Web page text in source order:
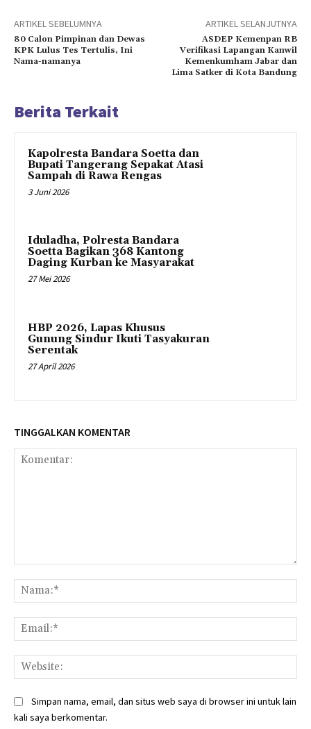
ARTIKEL SEBELUMNYA
80 Calon Pimpinan dan Dewas
KPK Lulus Tes Tertulis, Ini
Nama-namanya
ARTIKEL SELANJUTNYA
ASDEP Kemenpan RB
Verifikasi Lapangan Kanwil
Kemenkumham Jabar dan
Lima Satker di Kota Bandung
Berita Terkait
Kapolresta Bandara Soetta dan
Bupati Tangerang Sepakat Atasi
Sampah di Rawa Rengas
3 Juni 2026
Iduladha, Polresta Bandara
Soetta Bagikan 368 Kantong
Daging Kurban ke Masyarakat
27 Mei 2026
HBP 2026, Lapas Khusus
Gunung Sindur Ikuti Tasyakuran
Serentak
27 April 2026
TINGGALKAN KOMENTAR
Simpan nama, email, dan situs web saya di browser ini untuk lain
kali saya berkomentar.